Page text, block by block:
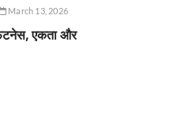
March 13, 2026
एकता और